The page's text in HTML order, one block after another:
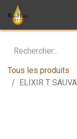
Tous les produits
ELIXIR T